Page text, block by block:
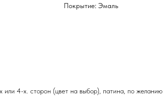
Покрытие: Эмаль
или 4-х. сторон (цвет на выбор), патина, по желанию